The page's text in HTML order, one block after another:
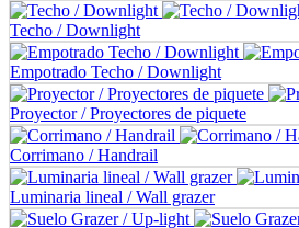
Techo / Downlight
Empotrado Techo / Downlight
Proyector / Proyectores de piquete
Corrimano / Handrail
Luminaria lineal / Wall grazer